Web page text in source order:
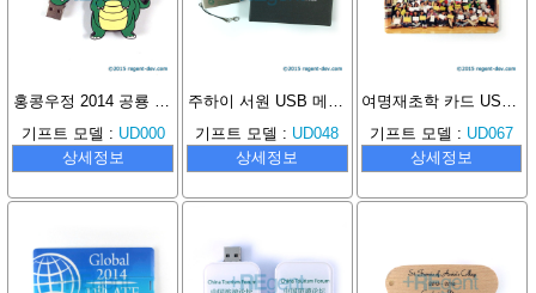
홍콩우정 2014 공룡 디자인 PVC USB 메모리
기프트 모델 : UD000
상세정보
주하이 서원 USB 메모리
기프트 모델 : UD048
상세정보
여명재초학 카드 USB 기념품
기프트 모델 : UD067
상세정보